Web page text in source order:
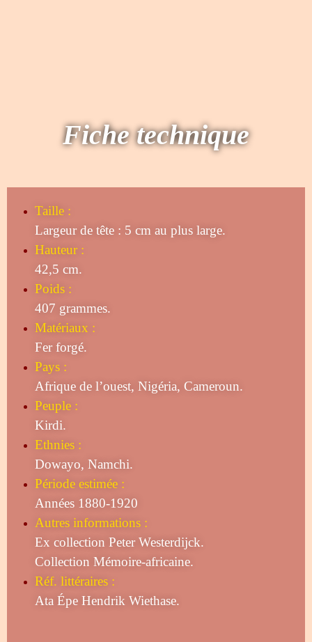
Fiche technique
Taille :
Largeur de tête : 5 cm au plus large.
Hauteur :
42,5 cm.
Poids :
407 grammes.
Matériaux :
Fer forgé.
Pays :
Afrique de l’ouest, Nigéria, Cameroun.
Peuple :
Kirdi.
Ethnies :
Dowayo, Namchi.
Période estimée :
Années 1880-1920
Autres informations :
Ex collection Peter Westerdijck.
Collection Mémoire-africaine.
Réf. littéraires :
Ata Épe Hendrik Wiethase.